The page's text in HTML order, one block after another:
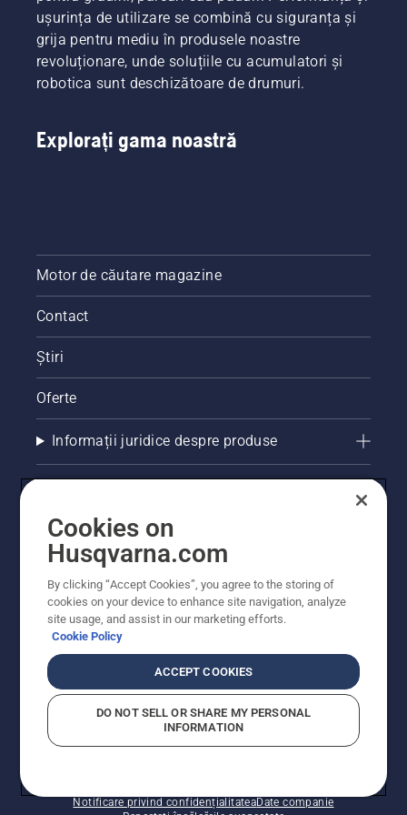
și în mod
eficient
cu
motocoasa
dvs.
ușurința de utilizare se combină cu siguranța și
grija pentru mediu în produsele noastre
revoluționare, unde soluțiile cu acumulatori și
robotica sunt deschizătoare de drumuri.
Explorați gama noastră
Motor de căutare magazine
Contact
Știri
Oferte
Informații juridice despre produse
© Husqvarna AB (publ). Toate drepturile rezervate.
Prețurile prezentate includ TVA și sunt prețuri
recomandate pentru comercializarea cu amănuntul.
Husqvarna își rezervă dreptul de a face modificări în
Notificare privind confidențialitateaDate companie
Cookies on
Husqvarna.com
By clicking “Accept Cookies”, you agree to the storing of
cookies on your device to enhance site navigation, analyze
site usage, and assist in our marketing efforts.
Cookie Policy
ACCEPT COOKIES
DO NOT SELL OR SHARE MY PERSONAL
INFORMATION